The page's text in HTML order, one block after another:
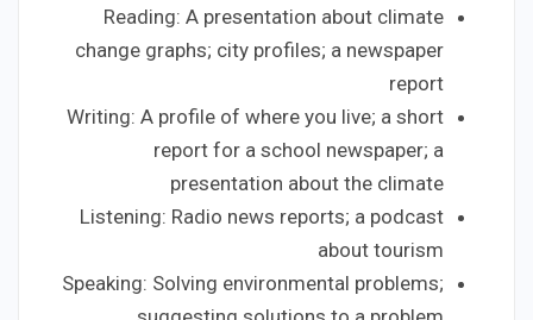
Reading: A presentation about climate
change graphs; city profiles; a newspaper
report
Writing: A profile of where you live; a short
report for a school newspaper; a
presentation about the climate
Listening: Radio news reports; a podcast
about tourism
Speaking: Solving environmental problems;